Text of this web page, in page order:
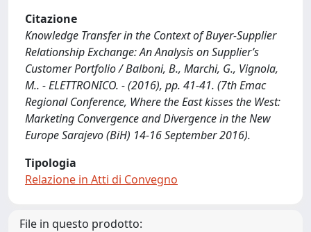
Citazione
Knowledge Transfer in the Context of Buyer-Supplier
Relationship Exchange: An Analysis on Supplier’s
Customer Portfolio / Balboni, B., Marchi, G., Vignola,
M.. - ELETTRONICO. - (2016), pp. 41-41. (7th Emac
Regional Conference, Where the East kisses the West:
Marketing Convergence and Divergence in the New
Europe Sarajevo (BiH) 14-16 September 2016).
Tipologia
Relazione in Atti di Convegno
File in questo prodotto: